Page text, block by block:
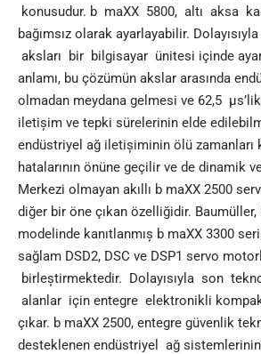
konusudur. b maXX 5800, altı aksa
bağımsız olarak ayarlayabilir.
aksları bir bilgisayar ünitesi içinde
anlamı, bu çözümün akslar arasında
olmadan meydana gelmesi ve 62,5
iletișim ve tepki sürelerinin elde
endüstriyel ağ iletișiminin ölü zamanları
hatalarının önüne geçilir ve de dinamik
Merkezi olmayan akıllı b maXX 2500
diğer bir öne çıkan özelliğidir. Baumüller,
modelinde kanıtlanmıș b maXX 3300
sağlam DSD2, DSC ve DSP1 servo
birleștirmektedir. Dolayısıyla son
alanlar için entegre elektronikli
çıkar. b maXX 2500, entegre güvenlik
desteklenen endüstriyel ağ